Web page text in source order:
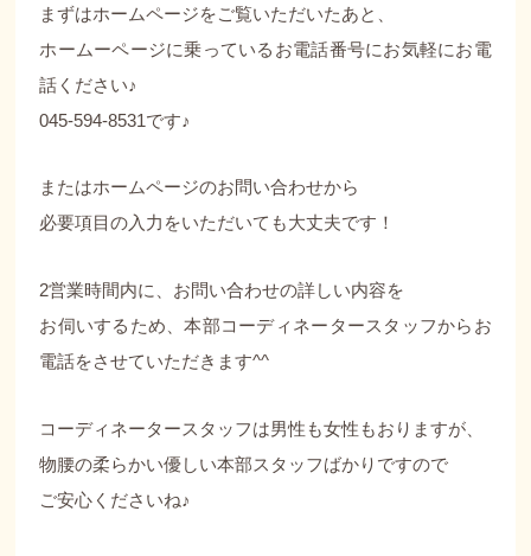
まずはホームページをご覧いただいたあと、
ホームーページに乗っているお電話番号にお気軽にお電
話ください♪
045-594-8531です♪
またはホームページのお問い合わせから
必要項目の入力をいただいても大丈夫です！
2営業時間内に、お問い合わせの詳しい内容を
お伺いするため、本部コーディネータースタッフからお
電話をさせていただきます^^
コーディネータースタッフは男性も女性もおりますが、
物腰の柔らかい優しい本部スタッフばかりですので
ご安心くださいね♪